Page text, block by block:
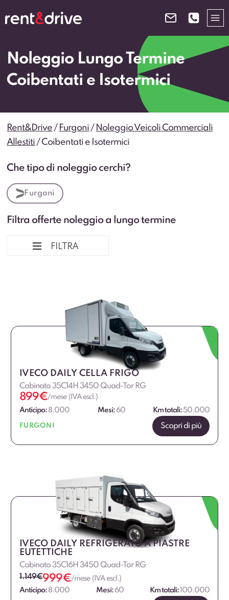
al
Noleggio Lungo Termine
Coibentati e Isotermici
Rent&Drive / Furgoni / Noleggio Veicoli Commerciali
Allestiti /Coibentati e Isotermici
Che tipo di noleggio cerchi?
Furgoni
Filtra offerte noleggio a lungo termine
FILTRA
Marca Professional
Alimentazione
Dimensione
Allestimento
Fascia di prezzo
IVECO DAILY CELLA FRIGO
Cabinato 35C14H 3450 Quad-Tor RG
899€/mese (IVA escl.)
Anticipo:8.000 Mesi:60 Km totali: 50.000
FURGONI Scopri di più
IVECO DAILY REFRIGERATO A PIASTRE
EUTETTICHE
Cabinato 35C16H 3450 Quad-Tor RG
1.149€999€/mese (IVA escl.)
Anticipo:8.000 Mesi:60 Km totali: 100.000